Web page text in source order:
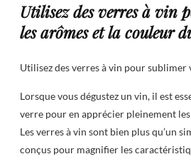
Utilisez des verres à vin
les arômes et la couleur
Utilisez des verres à vin pour
Lorsque vous dégustez un vin, il est
verre pour en apprécier pleinement
Les verres à vin sont bien plus qu’un
conçus pour magnifier les